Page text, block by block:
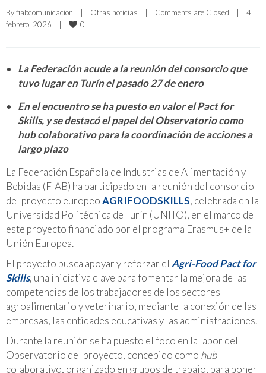
By fiabcomunicacion | Otras noticias | Comments are Closed |
4
febrero, 2026
| 0
La Federación acude a la reunión del consorcio que
tuvo lugar en Turín el pasado 27 de enero
En el encuentro se ha puesto en valor el Pact for
Skills, y se destacó el papel del Observatorio como
hub colaborativo para la coordinación de acciones a
largo plazo
La Federación Española de Industrias de Alimentación y
Bebidas (FIAB) ha participado en la reunión del consorcio
del proyecto europeoAGRIFOODSKILLS, celebrada en la
Universidad Politécnica de Turín (UNITO), en el marco de
este proyecto financiado por el programa Erasmus+ de la
Unión Europea.
El proyecto busca apoyar y reforzar el Agri-Food Pact for
Skills, una iniciativa clave para fomentar la mejora de las
competencias de los trabajadores de los sectores
agroalimentario y veterinario, mediante la conexión de las
empresas, las entidades educativas y las administraciones.
Durante la reunión se ha puesto el foco en la labor del
Observatorio del proyecto, concebido como hub
colaborativo, organizado en grupos de trabajo, para poner